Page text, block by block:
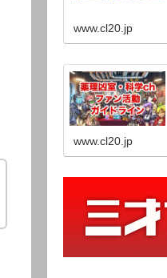
www.cl20.jp
www.cl20.jp